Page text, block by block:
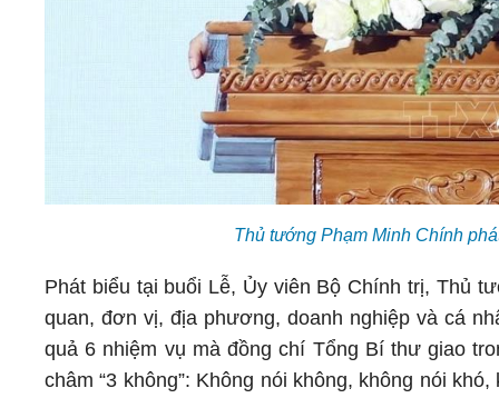
Thủ tướng Phạm Minh Chính
Phát biểu tại buổi Lễ, Ủy viên Bộ Chính trị, Thủ
quan, đơn vị, địa phương, doanh nghiệp và cá
quả 6 nhiệm vụ mà đồng chí Tổng Bí thư giao
châm “3 không”: Không nói không, không nói